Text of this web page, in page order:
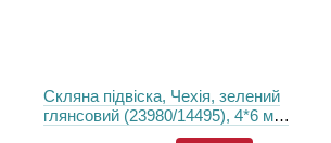
Скляна підвіска, Чехія, зелений
глянсовий (23980/14495), 4*6 мм,